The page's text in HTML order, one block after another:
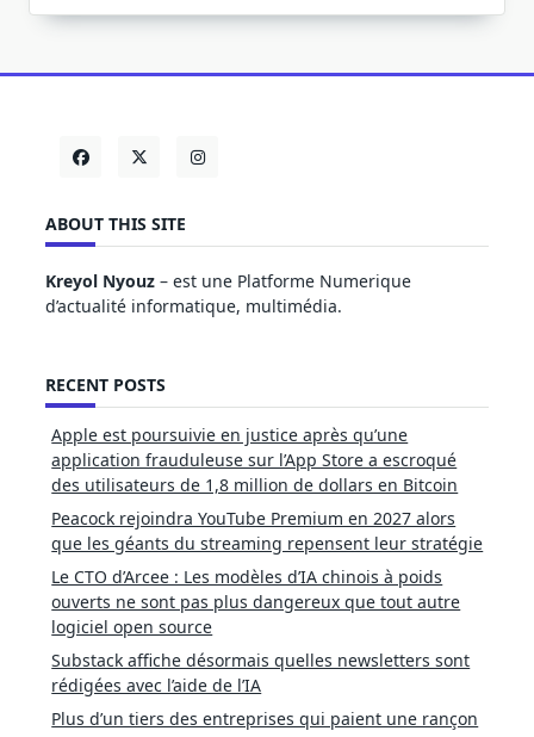
ABOUT THIS SITE
Kreyol Nyouz – est une Platforme Numerique
d’actualité informatique, multimédia.
RECENT POSTS
Apple est poursuivie en justice après qu’une
application frauduleuse sur l’App Store a escroqué
des utilisateurs de 1,8 million de dollars en Bitcoin
Peacock rejoindra YouTube Premium en 2027 alors
que les géants du streaming repensent leur stratégie
Le CTO d’Arcee : Les modèles d’IA chinois à poids
ouverts ne sont pas plus dangereux que tout autre
logiciel open source
Substack affiche désormais quelles newsletters sont
rédigées avec l’aide de l’IA
Plus d’un tiers des entreprises qui paient une rançon